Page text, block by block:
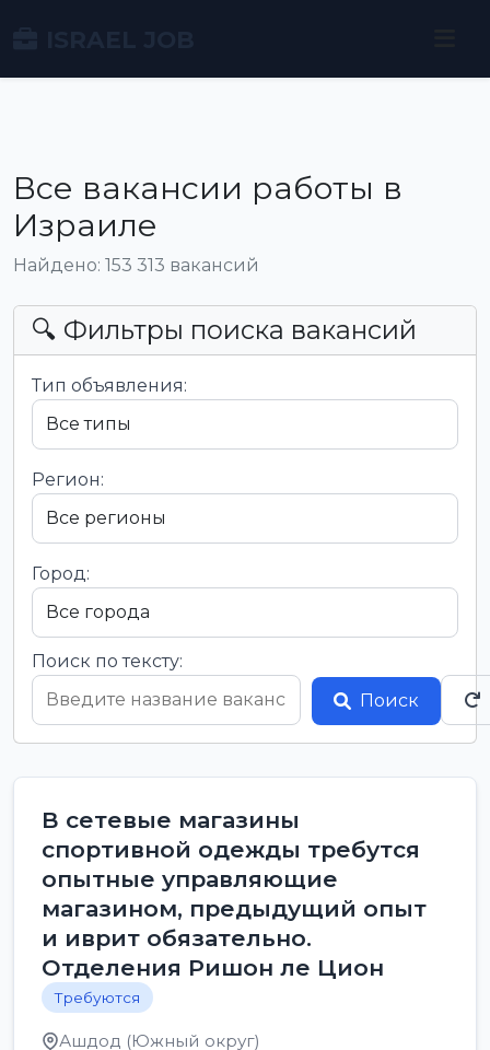
Все вакансии работы в
Израиле
Найдено: 153 313 вакансий
🔍 Фильтры поиска вакансий
Тип объявления:
Регион:
Город:
Поиск по тексту:
Поиск
В сетевые магазины
спортивной одежды требутся
опытные управляющие
магазином, предыдущий опыт
и иврит обязательно.
Отделения Ришон ле Цион
Требуются
Ашдод (Южный округ)